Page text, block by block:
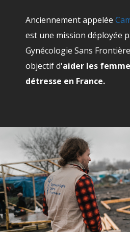
Anciennement appelée
est une mission déployée
Gynécologie Sans
objectif d'aider les
détresse en France.